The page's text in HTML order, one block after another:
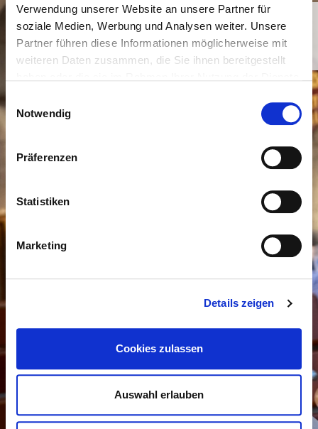
Verwendung unserer Website an unsere Partner für
soziale Medien, Werbung und Analysen weiter. Unsere
Partner führen diese Informationen möglicherweise mit
weiteren Daten zusammen, die Sie ihnen bereitgestellt
Notwendig
Präferenzen
Statistiken
Marketing
Details zeigen
Cookies zulassen
Auswahl erlauben
Ihre Familie Horstmöller und
Belegschaft